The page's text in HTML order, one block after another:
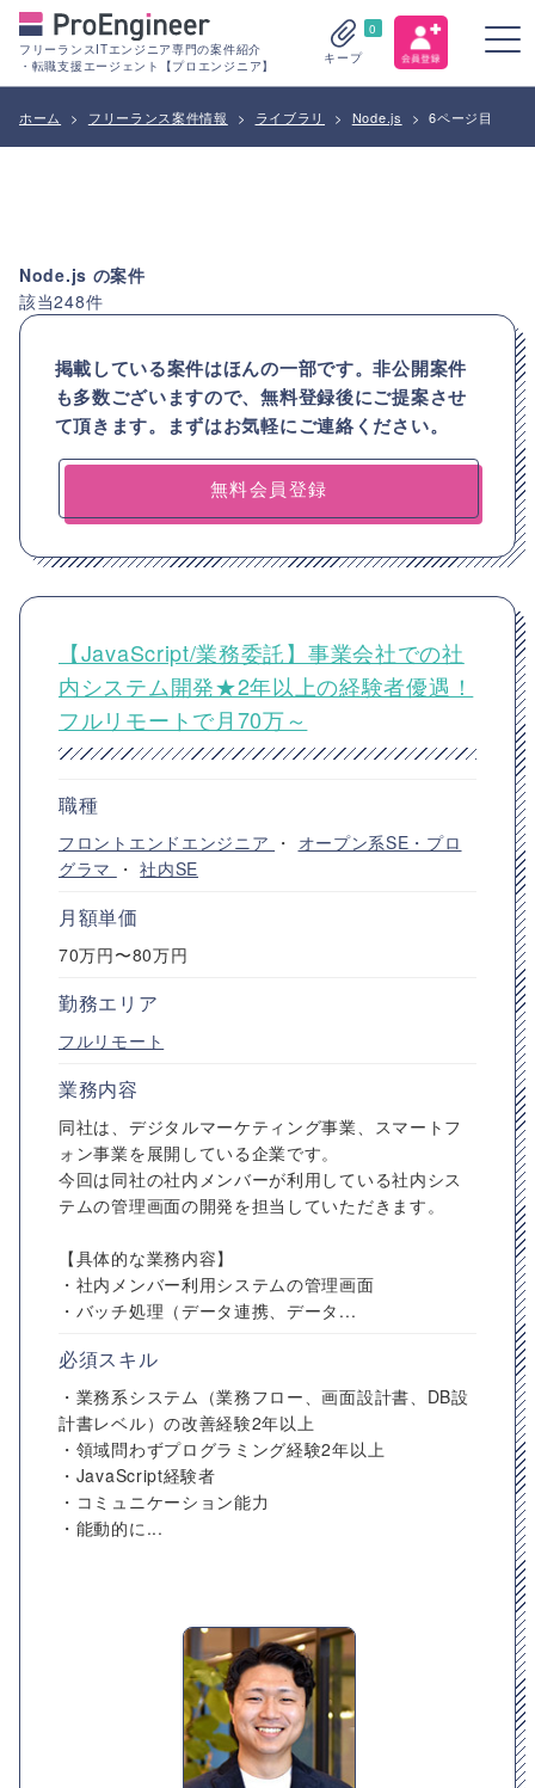
フリーランスITエンジニア専門の案件紹介
・転職支援エージェント【プロエンジニア】
0
キープ
ホーム > フリーランス案件情報 > ライブラリ > Node.js > 6ページ目
Node.js の案件
該当248件
掲載している案件はほんの一部です。非公開案件
も多数ございますので、無料登録後にご提案させ
て頂きます。まずはお気軽にご連絡ください。
無料会員登録
【JavaScript/業務委託】事業会社での社
内システム開発★2年以上の経験者優遇！
フルリモートで月70万～
職種
フロントエンドエンジニア ・ オープン系SE・プロ
グラマ
・社内SE
月額単価
70万円〜80万円
勤務エリア
フルリモート
業務内容
同社は、デジタルマーケティング事業、スマートフ
ォン事業を展開している企業です。
今回は同社の社内メンバーが利用している社内シス
テムの管理画面の開発を担当していただきます。
【具体的な業務内容】
・社内メンバー利用システムの管理画面
・バッチ処理（データ連携、データ...
必須スキル
・業務系システム（業務フロー、画面設計書、DB設
計書レベル）の改善経験2年以上
・領域問わずプログラミング経験2年以上
・JavaScript経験者
・コミュニケーション能力
・能動的に...